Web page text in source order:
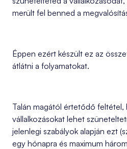
merült fel benned a
Éppen ezért készült ez az
átlátni a folyamatokat.
Talán magától értetődő feltétel,
vállalkozásokat lehet
jelenlegi szabályok alapján ezt
egy hónapra és maximum